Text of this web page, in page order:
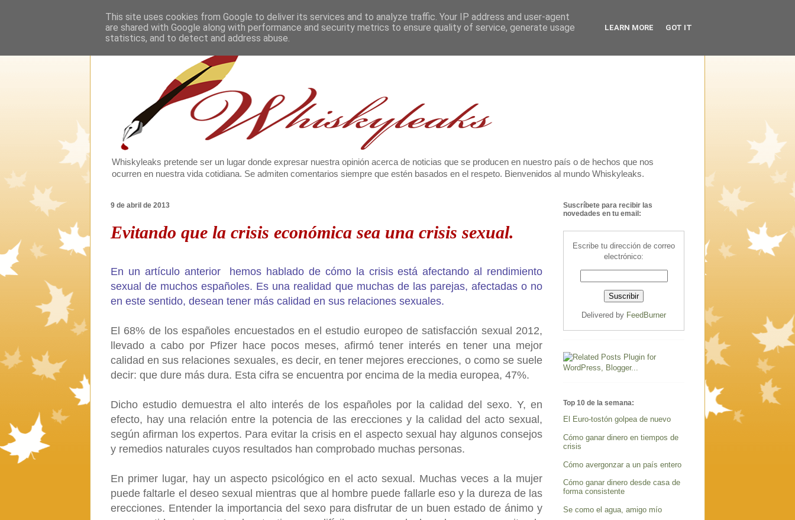
Whiskyleaks pretende ser un lugar donde expresar nuestra opinión acerca de noticias que se producen en nuestro país o de hechos que nos
ocurren en nuestra vida cotidiana. Se admiten comentarios siempre que estén basados en el respeto. Bienvenidos al mundo Whiskyleaks.
9 de abril de 2013
Evitando que la crisis económica sea una crisis sexual.
En un artículo anterior hemos hablado de cómo la crisis está afectando al rendimiento
sexual de muchos españoles. Es una realidad que muchas de las parejas, afectadas o no
en este sentido, desean tener más calidad en sus relaciones sexuales.
El 68% de los españoles encuestados en el estudio europeo de satisfacción sexual 2012,
llevado a cabo por Pfizer hace pocos meses, afirmó tener interés en tener una mejor
calidad en sus relaciones sexuales, es decir, en tener mejores erecciones, o como se suele
decir: que dure más dura. Esta cifra se encuentra por encima de la media europea, 47%.
Dicho estudio demuestra el alto interés de los españoles por la calidad del sexo. Y, en
efecto, hay una relación entre la potencia de las erecciones y la calidad del acto sexual,
según afirman los expertos. Para evitar la crisis en el aspecto sexual hay algunos consejos
y remedios naturales cuyos resultados han comprobado muchas personas.
En primer lugar, hay un aspecto psicológico en el acto sexual. Muchas veces a la mujer
puede faltarle el deseo sexual mientras que al hombre puede fallarle eso y la dureza de las
erecciones. Entender la importancia del sexo para disfrutar de un buen estado de ánimo y
Suscríbete para recibir las
novedades en tu email:
Escribe tu dirección de correo
electrónico:
Delivered by FeedBurner
Top 10 de la semana:
El Euro-tostón golpea de nuevo
Cómo ganar dinero en tiempos de
crisis
Cómo avergonzar a un país entero
Cómo ganar dinero desde casa de
forma consistente
Se como el agua, amigo mío
This site uses cookies from Google to deliver its services and to analyze traffic. Your IP address and user-agent
are shared with Google along with performance and security metrics to ensure quality of service, generate usage
statistics, and to detect and address abuse.
LEARN MORE GOT IT